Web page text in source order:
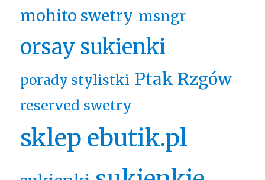
mohito swetry msngr
orsay sukienki
porady stylistki Ptak Rzgów
reserved swetry
sklep ebutik.pl